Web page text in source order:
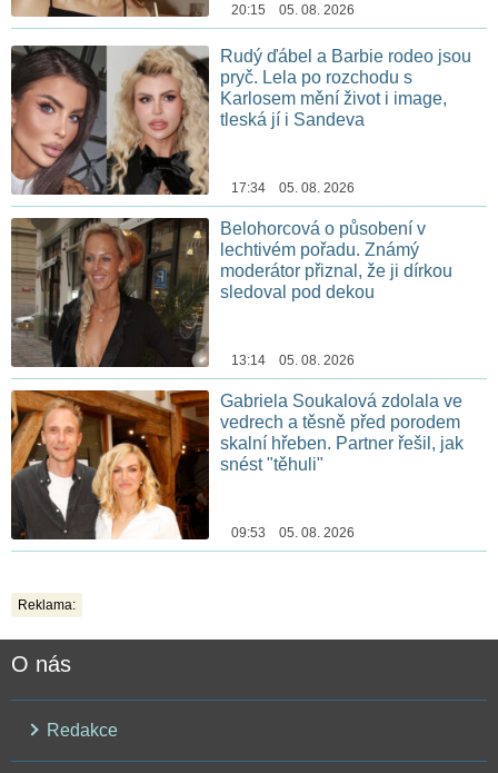
20:15 05. 08. 2026
Rudý ďábel a Barbie rodeo jsou
pryč. Lela po rozchodu s
Karlosem mění život i image,
tleská jí i Sandeva
17:34 05. 08. 2026
Belohorcová o působení v
lechtivém pořadu. Známý
moderátor přiznal, že ji dírkou
sledoval pod dekou
13:14 05. 08. 2026
Gabriela Soukalová zdolala ve
vedrech a těsně před porodem
skalní hřeben. Partner řešil, jak
snést "těhuli"
09:53 05. 08. 2026
Reklama:
O nás
Redakce